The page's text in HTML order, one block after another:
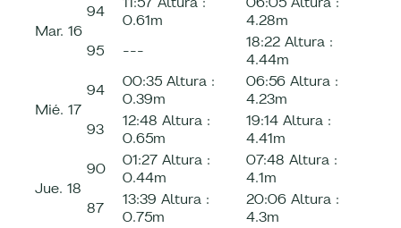
Mar. 16
94
0.61m
4.28m
95
--- 18:22 Altura :
4.44m
Mié. 17
94 00:35 Altura :
0.39m
06:56 Altura :
4.23m
93
12:48 Altura :
0.65m
19:14 Altura :
4.41m
Jue. 18
90 01:27 Altura :
0.44m
07:48 Altura :
4.1m
87
13:39 Altura :
0.75m
20:06 Altura :
4.3m